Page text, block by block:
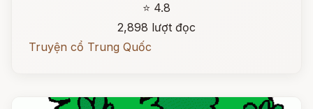
⭐ 4.8
2,898 lượt đọc
Truyện cổ Trung Quốc